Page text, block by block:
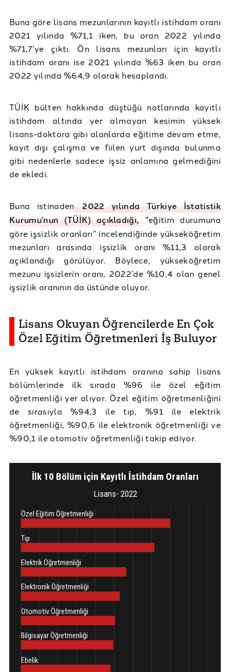
Buna göre lisans mezunlarının kayıtlı istihdam oranı
2021 yılında %71,1 iken, bu oran 2022 yılında
%71,7’ye çıktı. Ön lisans mezunları için kayıtlı
istihdam oranı ise 2021 yılında %63 iken bu oran
2022 yılında %64,9 olarak hesaplandı.
TÜİK bülten hakkında düştüğü notlarında kayıtlı
istihdam altında yer almayan kesimin yüksek
lisans-doktora gibi alanlarda eğitime devam etme,
kayıt dışı çalışma ve fiilen yurt dışında bulunma
gibi nedenlerle sadece işsiz anlamına gelmediğini
de ekledi.
Buna istinaden2022 yılında ​​Türkiye İstatistik
Kurumu'nun (TÜİK) açıkladığı, "eğitim durumuna
göre işsizlik oranları” incelendiğinde yükseköğretim
mezunları arasında işsizlik oranı %11,3 olarak
açıklandığı görülüyor. Böylece, yükseköğretim
mezunu işsizlerin oranı, 2022’de %10,4 olan genel
işsizlik oranının da üstünde oluyor.
Lisans Okuyan Öğrencilerde En Çok
Özel Eğitim Öğretmenleri İş Buluyor
En yüksek kayıtlı istihdam oranına sahip lisans
bölümlerinde ilk sırada %96 ile özel eğitim
öğretmenliği yer alıyor. Özel eğitim öğretmenliğini
de sırasıyla %94,3 ile tıp, %91 ile elektrik
öğretmenliği, %90,6 ile elektronik öğretmenliği ve
%90,1 ile otomotiv öğretmenliği takip ediyor.